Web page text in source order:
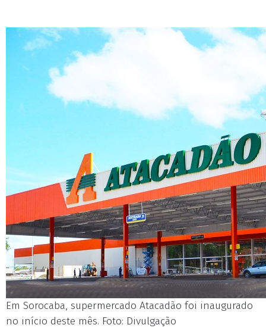
Em Sorocaba, supermercado Atacadão foi inaugurado
no início deste mês. Foto: Divulgação